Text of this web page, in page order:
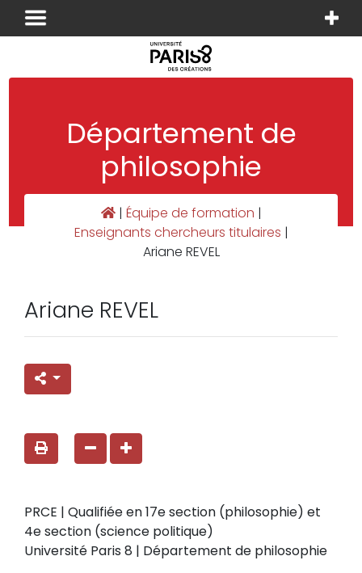
Panneau de gestion des cookies
Département de
philosophie
| Équipe de formation |
Enseignants chercheurs titulaires |
Ariane REVEL
Ariane REVEL
PRCE | Qualifiée en 17e section (philosophie) et
4e section (science politique)
Université Paris 8 | Département de philosophie